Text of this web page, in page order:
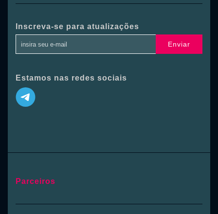
Inscreva-se para atualizações
Enviar
Estamos nas redes sociais
Parceiros